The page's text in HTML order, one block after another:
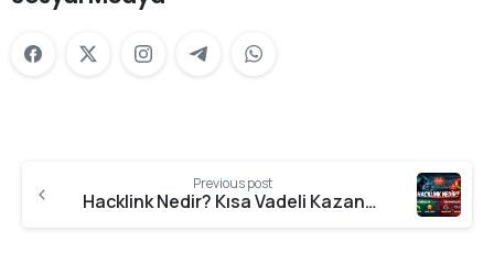
Previous post
Hacklink Nedir? Kısa Vadeli Kazanç mı, Uzun Vadeli Risk mi?